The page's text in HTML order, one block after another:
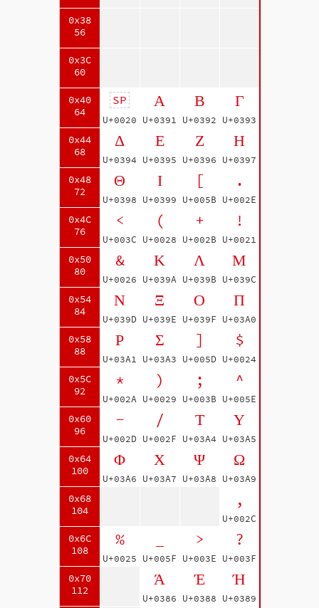
0x38
56
0x3C
60
0x40
64
0x44
68
0x48
72
0x4C
76
0x50
80
0x54
84
0x58
88
0x5C
92
0x60
96
0x64
100
0x68
104
0x6C
108
0x70
112
SP
U+0020
Α
U+0391
Β
U+0392
Γ
U+0393
Δ
U+0394
Ε
U+0395
Ζ
U+0396
Η
U+0397
Θ
U+0398
Ι
U+0399
[
U+005B
.
U+002E
<
U+003C
(
U+0028
+
U+002B
!
U+0021
&
U+0026
Κ
U+039A
Λ
U+039B
Μ
U+039C
Ν
U+039D
Ξ
U+039E
Ο
U+039F
Π
U+03A0
Ρ
U+03A1
Σ
U+03A3
]
U+005D
$
U+0024
*
U+002A
)
U+0029
;
U+003B
^
U+005E
-
U+002D
/
U+002F
Τ
U+03A4
Υ
U+03A5
Φ
U+03A6
Χ
U+03A7
Ψ
U+03A8
Ω
U+03A9
,
U+002C
%
U+0025 U+005F
>
U+003E
?
U+003F
Ά
U+0386
Έ
U+0388
Ή
U+0389